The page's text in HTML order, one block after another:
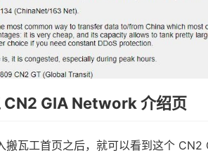
CN2 GIA Network 介绍页
搬瓦工首页之后，就可以看到这个